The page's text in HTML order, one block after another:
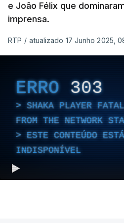
e João Félix que
imprensa.
RTP / atualizado 17 Junho 2025,
ERRO 303
SHAKA PLAYER
FROM THE NETWORK
ESTE CONTEÚDO
INDISPONÍVEL